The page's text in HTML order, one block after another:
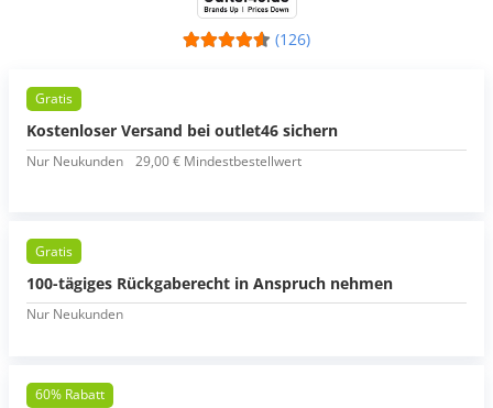
(126)
Gratis
Kostenloser Versand bei outlet46 sichern
Nur Neukunden 29,00 € Mindestbestellwert
Gratis
100-tägiges Rückgaberecht in Anspruch nehmen
Nur Neukunden
60% Rabatt